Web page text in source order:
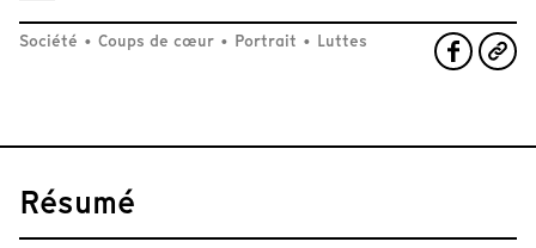
Société • Coups de cœur • Portrait • Luttes
Résumé